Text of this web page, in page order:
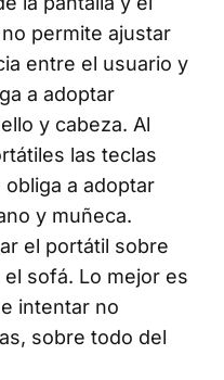
permite ajustar
entre el usuario y
a adoptar
y cabeza. Al
las teclas
a adoptar
y muñeca.
el portátil sobre
sofá. Lo mejor es
intentar no
sobre todo del